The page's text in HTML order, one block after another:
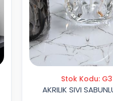
Stok Kodu:
AKRILIK SIVI